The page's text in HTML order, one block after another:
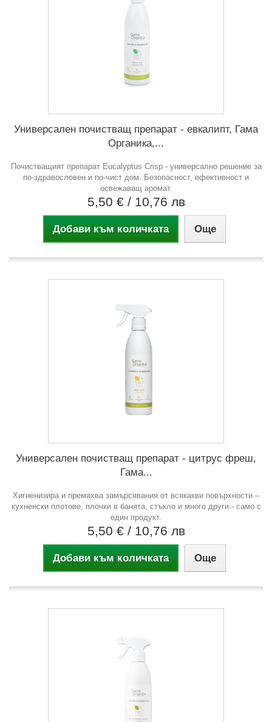
Универсален почистващ препарат - евкалипт, Гама
Органика,...
Почистващият препарат Eucalyptus Crisp - универсално решение за
по-здравословен и по-чист дом. Безопасност, ефективност и
освежаващ аромат.
5,50 € / 10,76 лв
Добави към количката Още
Универсален почистващ препарат - цитрус фреш,
Гама...
Хигиенизира и премахва замърсявания от всякакви повърхности –
кухненски плотове, плочки в банята, стъкло и много други - само с
един продукт.
5,50 € / 10,76 лв
Добави към количката Още